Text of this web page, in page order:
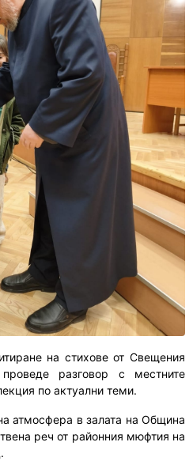
на стихове от Свещения
разговор с местните
по актуални теми.
атмосфера в залата на Община
реч от районния мюфтия на